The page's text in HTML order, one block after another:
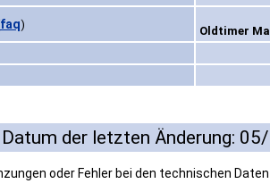
faq)
Oldtimer
Datum der letzten Änderung:
oder Fehler bei den technischen